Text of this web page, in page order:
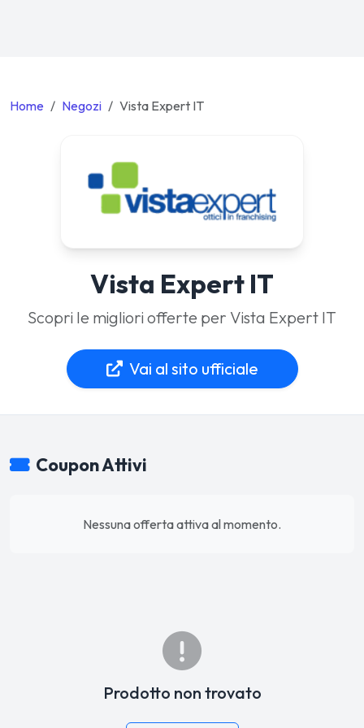
Home Negozi Vista Expert IT
Vista Expert IT
Scopri le migliori offerte per Vista Expert IT
Vai al sito ufficiale
Coupon Attivi
Nessuna offerta attiva al momento.
Prodotto non trovato